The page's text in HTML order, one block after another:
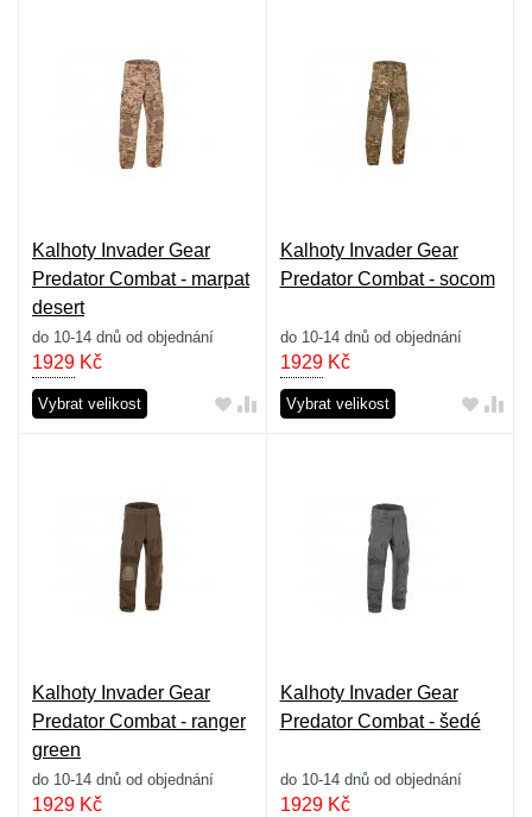
Kalhoty Invader Gear
Predator Combat - marpat
desert
do 10-14 dnů od objednání
1929 Kč
Vybrat velikost
Kalhoty Invader Gear
Predator Combat - socom
do 10-14 dnů od objednání
1929Kč
Vybrat velikost
Kalhoty Invader Gear
Predator Combat - ranger
green
do 10-14 dnů od objednání
1929 Kč
Kalhoty Invader Gear
Predator Combat - šedé
do 10-14 dnů od objednání
1929Kč